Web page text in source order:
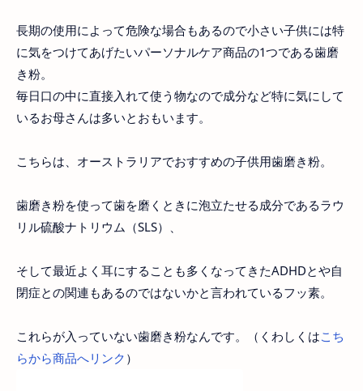
長期の使用によって危険な場合もあるので小さい子供には特
に気をつけてあげたいパーソナルケア商品の1つである歯磨
き粉。
毎日口の中に直接入れて使う物なので成分など特に気にして
いるお母さんは多いとおもいます。
こちらは、オーストラリアでおすすめの子供用歯磨き粉。
歯磨き粉を使って歯を磨くときに泡立たせる成分であるラウ
リル硫酸ナトリウム（SLS）、
そして最近よく耳にすることも多くなってきたADHDとや自
閉症との関連もあるのではないかと言われているフッ素。
これらが入っていない歯磨き粉なんです。（くわしくはこち
らから商品へリンク ）